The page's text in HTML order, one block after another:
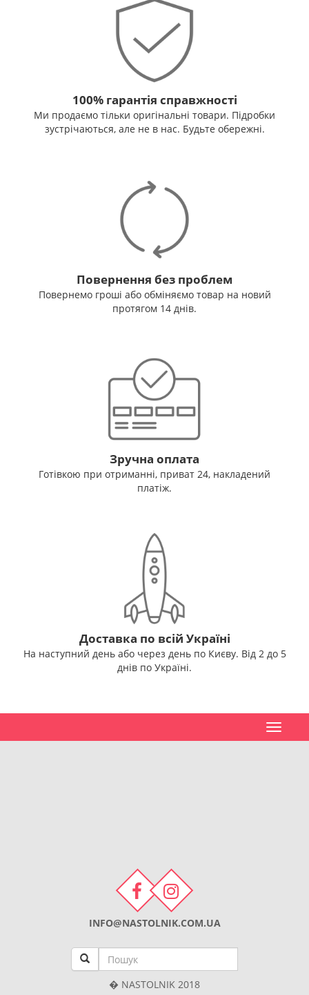
100% гарантія справжності
Ми продаємо тільки оригінальні товари. Підробки
зустрічаються, але не в нас. Будьте обережні.
Повернення без проблем
Повернемо гроші або обміняємо товар на новий
протягом 14 днів.
Зручна оплата
Готівкою при отриманні, приват 24, накладений
платіж.
Доставка по всій Україні
На наступний день або через день по Києву. Від 2 до 5
днів по Україні.
Toggle
INFO@NASTOLNIK.COM.UA
� NASTOLNIK 2018